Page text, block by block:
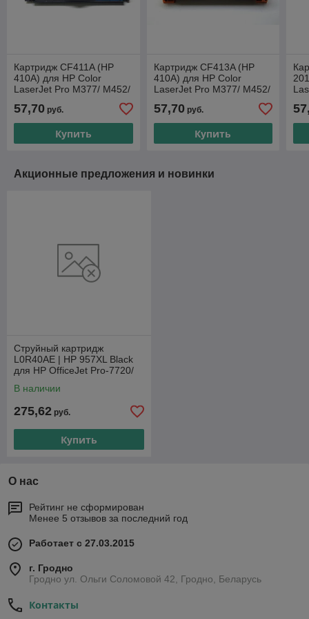
Картридж CF411A (HP
410A) для HP Color
LaserJet Pro M377/ M452/
57,70 руб.
Купить
Картридж CF413A (HP
410A) для HP Color
LaserJet Pro M377/ M452/
57,70руб.
Купить
Акционные предложения и новинки
Струйный картридж
L0R40AE | HP 957XL Black
для HP OfficeJet Pro-7720/
В наличии
275,62 руб.
Купить
О нас
Рейтинг не сформирован
Менее 5 отзывов за последний год
Работает с 27.03.2015
г. Гродно
Гродно ул. Ольги Соломовой 42, Гродно, Беларусь
Контакты